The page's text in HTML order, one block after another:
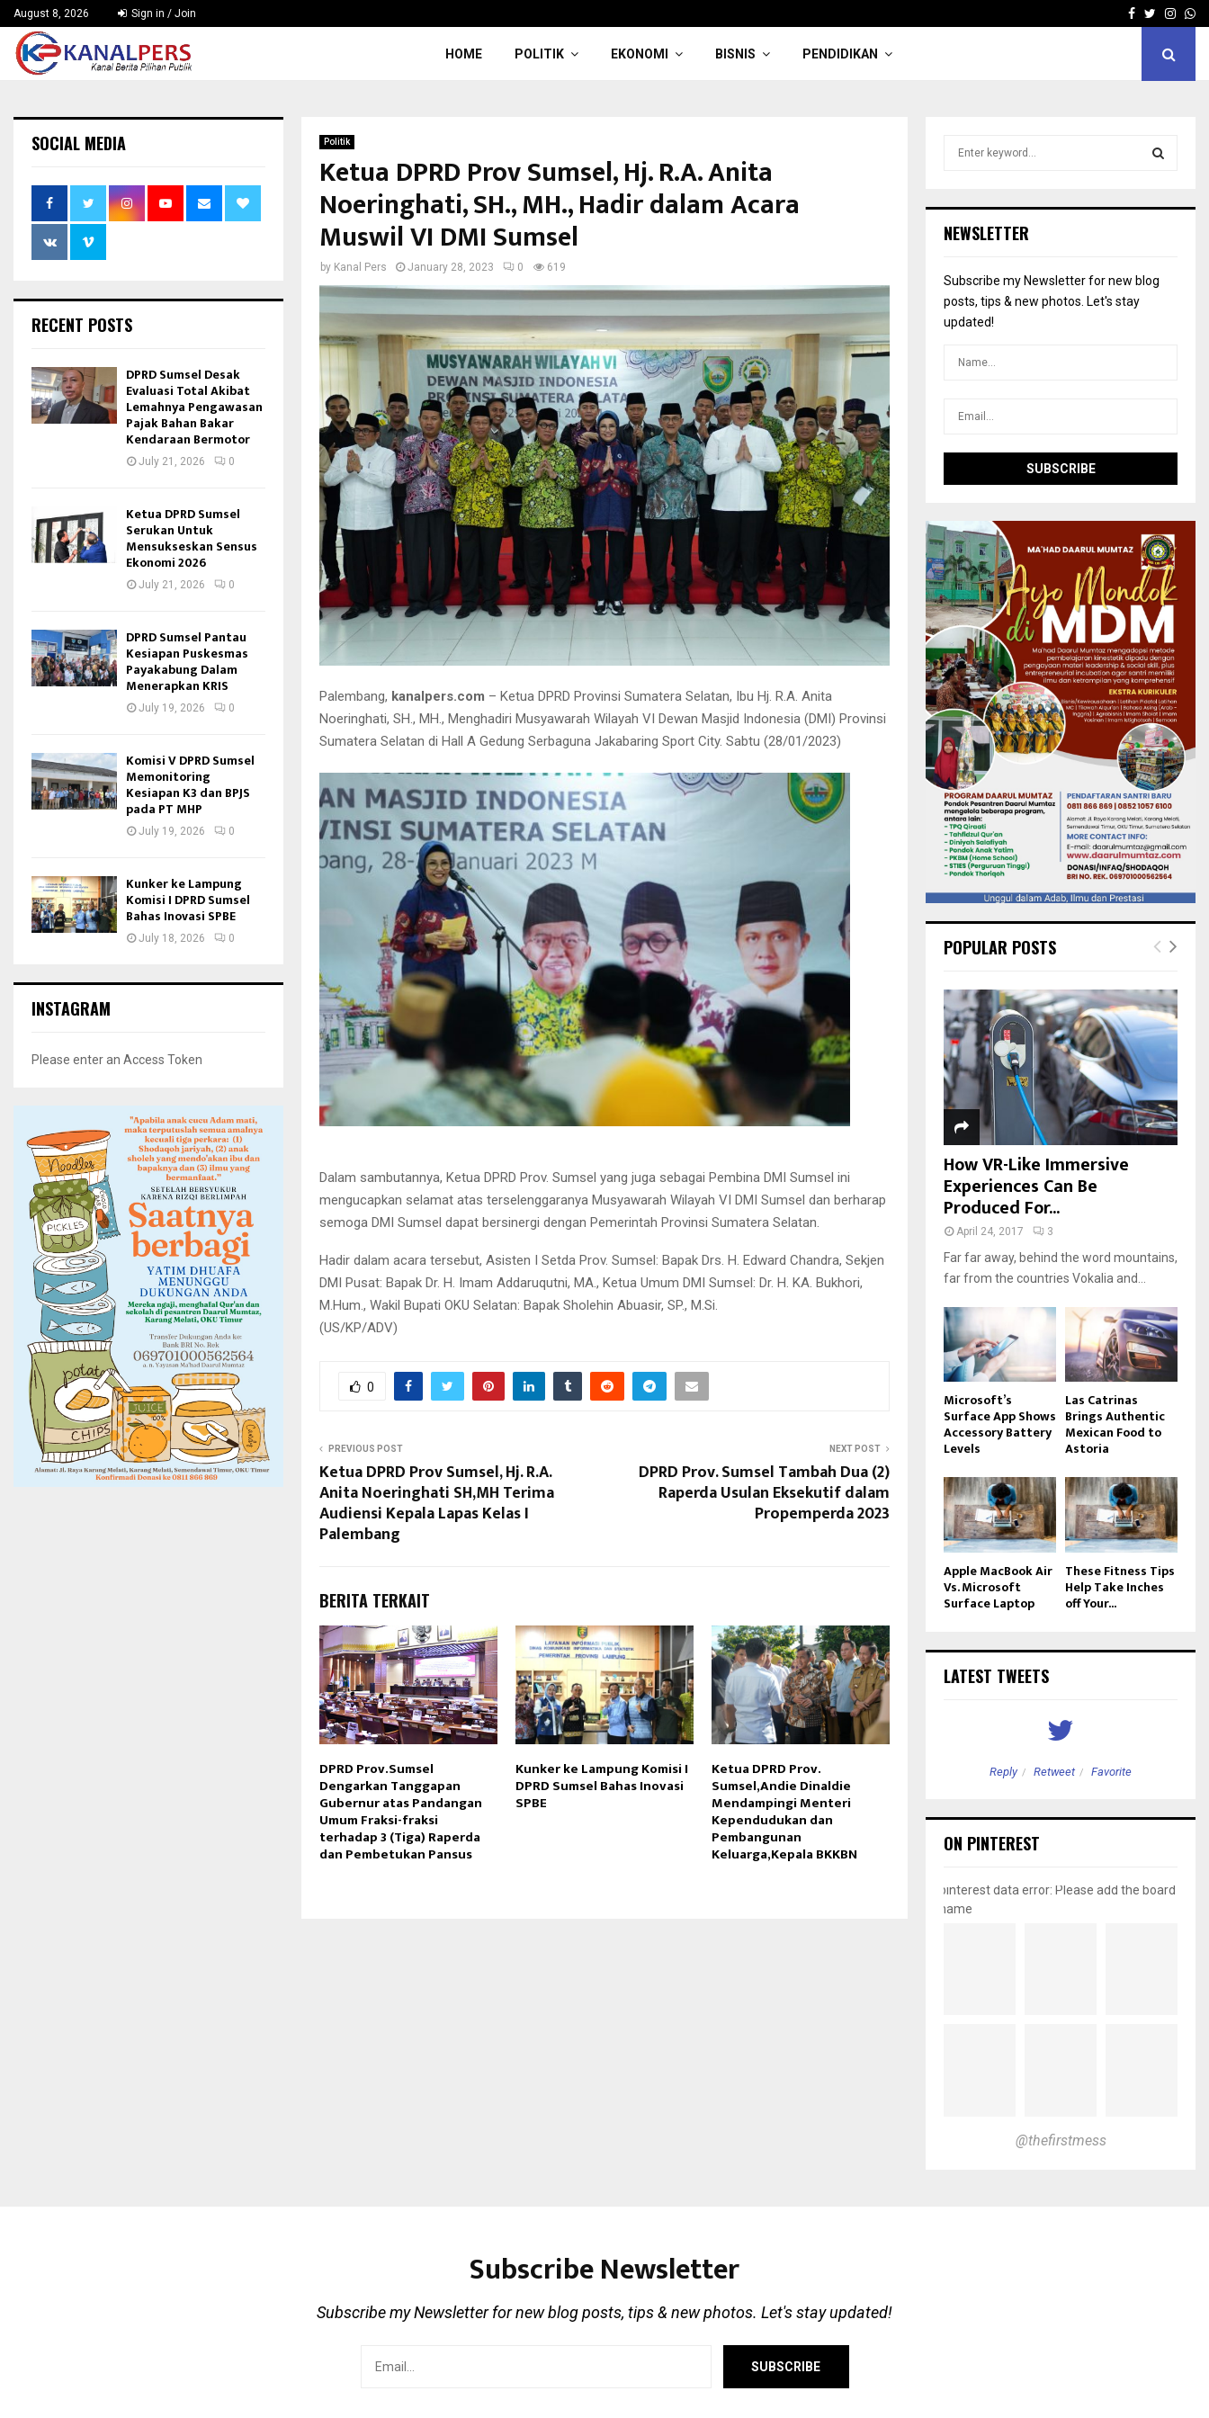
August 8, 2026 Sign in / Join Facebook
Twitter
HOME POLITIK EKONOMI BISNIS PENDIDIKAN
Politik
Ketua DPRD Prov Sumsel, Hj. R.A. Anita
Noeringhati, SH., MH., Hadir dalam Acara
Muswil VI DMI Sumsel
by Kanal Pers January 28, 2023 0 619
Palembang, kanalpers.com – Ketua DPRD Provinsi Sumatera Selatan, Ibu Hj. R.A. Anita
Noeringhati, SH., MH., Menghadiri Musyawarah Wilayah VI Dewan Masjid Indonesia (DMI) Provinsi
Sumatera Selatan di Hall A Gedung Serbaguna Jakabaring Sport City. Sabtu (28/01/2023)
Dalam sambutannya, Ketua DPRD Prov. Sumsel yang juga sebagai Pembina DMI Sumsel ini
mengucapkan selamat atas terselenggaranya Musyawarah Wilayah VI DMI Sumsel dan berharap
semoga DMI Sumsel dapat bersinergi dengan Pemerintah Provinsi Sumatera Selatan.
Hadir dalam acara tersebut, Asisten I Setda Prov. Sumsel: Bapak Drs. H. Edward Chandra, Sekjen
DMI Pusat: Bapak Dr. H. Imam Addaruqutni, MA., Ketua Umum DMI Sumsel: Dr. H. KA. Bukhori,
M.Hum., Wakil Bupati OKU Selatan: Bapak Sholehin Abuasir, SP., M.Si.
(US/KP/ADV)
0
PREVIOUS POST
Ketua DPRD Prov Sumsel, Hj. R.A.
Anita Noeringhati SH,MH Terima
Audiensi Kepala Lapas Kelas I
Palembang
NEXT POST
DPRD Prov. Sumsel Tambah Dua (2)
Raperda Usulan Eksekutif dalam
Propemperda 2023
BERITA TERKAIT
DPRD Prov.Sumsel
Dengarkan Tanggapan
Gubernur atas Pandangan
Umum Fraksi-fraksi
terhadap 3 (Tiga) Raperda
dan Pembetukan Pansus
Kunker ke Lampung Komisi I
DPRD Sumsel Bahas Inovasi
SPBE
Ketua DPRD Prov.
Sumsel,Andie Dinaldie
Mendampingi Menteri
Kependudukan dan
Pembangunan
Keluarga,Kepala BKKBN
SOCIAL MEDIA
RECENT POSTS
DPRD Sumsel Desak
Evaluasi Total Akibat
Lemahnya Pengawasan
Pajak Bahan Bakar
Kendaraan Bermotor
July 21, 2026 0
Ketua DPRD Sumsel
Serukan Untuk
Mensukseskan Sensus
Ekonomi 2026
July 21, 2026 0
DPRD Sumsel Pantau
Kesiapan Puskesmas
Payakabung Dalam
Menerapkan KRIS
July 19, 2026 0
Komisi V DPRD Sumsel
Memonitoring
Kesiapan K3 dan BPJS
pada PT MHP
July 19, 2026 0
Kunker ke Lampung
Komisi I DPRD Sumsel
Bahas Inovasi SPBE
July 18, 2026 0
INSTAGRAM
Please enter an Access Token
h
o
NEWSLETTER
Subscribe my Newsletter for new blog
posts, tips & new photos. Let's stay
updated!
POPULAR POSTS
How VR-Like Immersive
Experiences Can Be
Produced For...
April 24, 2017 3
Far far away, behind the word mountains,
far from the countries Vokalia and...
Microsoft’s
Surface App Shows
Accessory Battery
Levels
Las Catrinas
Brings Authentic
Mexican Food to
Astoria
Apple MacBook Air
Vs. Microsoft
Surface Laptop
These Fitness Tips
Help Take Inches
off Your...
LATEST TWEETS
Reply Retweet Favorite Reply Retweet Reply Retweet Favorite
ON PINTEREST
pinterest data error: Please add the board
name
@thefirstmess
Subscribe Newsletter
Subscribe my Newsletter for new blog posts, tips & new photos. Let's stay updated!